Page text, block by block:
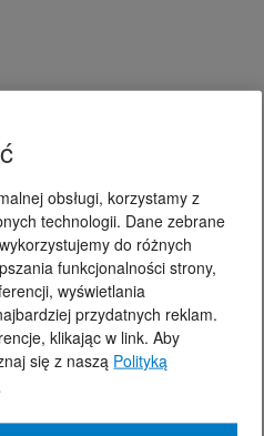
obsługi, korzystamy z
technologii. Dane zebrane
do różnych
funkcjonalności strony,
wyświetlania
przydatnych reklam.
klikając w link. Aby
się z naszą Polityką